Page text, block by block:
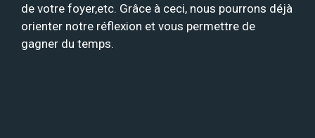
de votre foyer,etc. Grâce à ceci, nous pourrons déjà
orienter notre réflexion et vous permettre de
gagner du temps.